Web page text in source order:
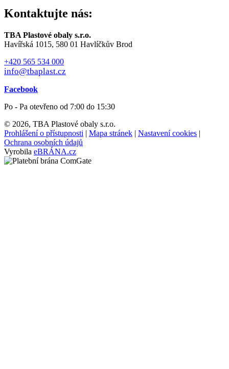
Kontaktujte nás:
TBA Plastové obaly s.r.o.
Havířská 1015, 580 01 Havlíčkův Brod
+420 565 534 000
info@tbaplast.cz
Facebook
Po - Pa otevřeno od 7:00 do 15:30
© 2026, TBA Plastové obaly s.r.o.
Prohlášení o přístupnosti | Mapa stránek | Nastavení cookies |
Ochrana osobních údajů
Vyrobila eBRÁNA.cz